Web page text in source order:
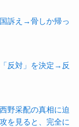
訴え→骨しか帰っ
反対」を決定→反
野采配の真相に迫
を見ると、完全に